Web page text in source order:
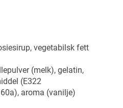
vegetabilsk fett
(melk), gelatin,
(E322
aroma (vanilje)